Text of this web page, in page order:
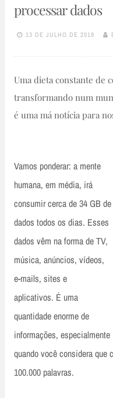
processar dados
13 DE JULHO DE 2019
Uma dieta constante de
transformando num
é uma má notícia para
Vamos ponderar: a mente
humana, em média, irá
consumir cerca de 34 GB de
dados todos os dias. Esses
dados vêm na forma de TV,
música, anúncios, vídeos,
e-mails, sites e
aplicativos. É uma
quantidade enorme de
informações, especialmente
quando você considera que
100.000 palavras.